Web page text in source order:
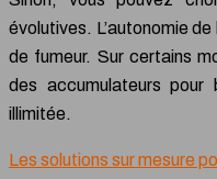
évolutives. L’autonomie
de fumeur. Sur certains
des accumulateurs pour
illimitée.
Les solutions sur mesure